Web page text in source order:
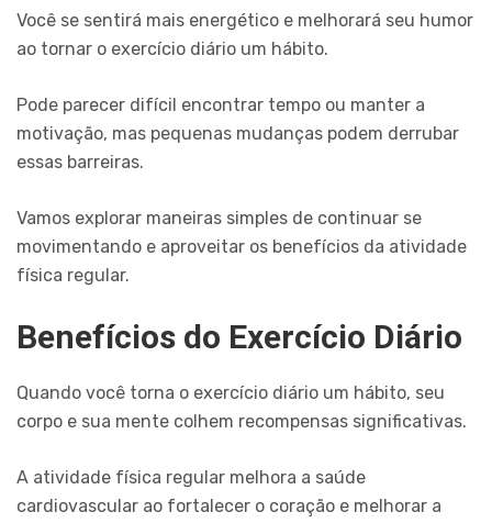
Você se sentirá mais energético e melhorará seu humor
ao tornar o exercício diário um hábito.
Pode parecer difícil encontrar tempo ou manter a
motivação, mas pequenas mudanças podem derrubar
essas barreiras.
Vamos explorar maneiras simples de continuar se
movimentando e aproveitar os benefícios da atividade
física regular.
Benefícios do Exercício Diário
Quando você torna o exercício diário um hábito, seu
corpo e sua mente colhem recompensas significativas.
A atividade física regular melhora a saúde
cardiovascular ao fortalecer o coração e melhorar a